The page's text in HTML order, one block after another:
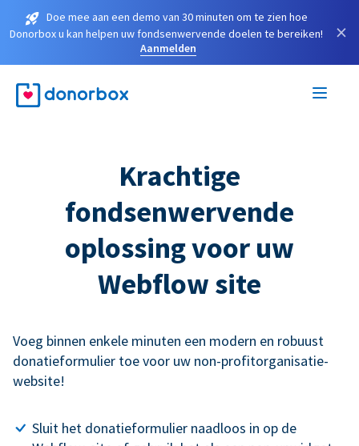
Doe mee aan een demo van 30 minuten om te zien hoe
Donorbox u kan helpen uw fondsenwervende doelen te bereiken!
Aanmelden
×
Krachtige
fondsenwervende
oplossing voor uw
Webflow site
Voeg binnen enkele minuten een modern en robuust
donatieformulier toe voor uw non-profitorganisatie-
website!
Sluit het donatieformulier naadloos in op de